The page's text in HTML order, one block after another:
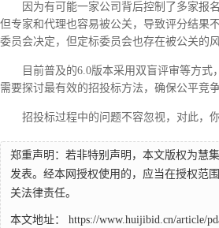
因为有可能一家公司背后控制了多家报
但专家和代理也容易被公关，导致评分结果
委员会决定，但定标委员会也存在被公关的风
目前普及的6.0版本采用双盲评审等方
需要探讨最有效的招投标方法，确保公平竞
招投标过程中的问题不容忽视，对此，
郑重声明：若非特别声明，本文版权为慧
发表。经本网授权使用的，应当在授权范
关法律责任。
本文地址： https://www.huijibid.cn/article/